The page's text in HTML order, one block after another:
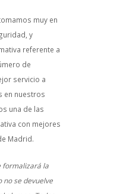
muy en
y
referente a
de
servicio a
en nuestros
una de las
con mejores
Madrid.
formalizará la
no se devuelve